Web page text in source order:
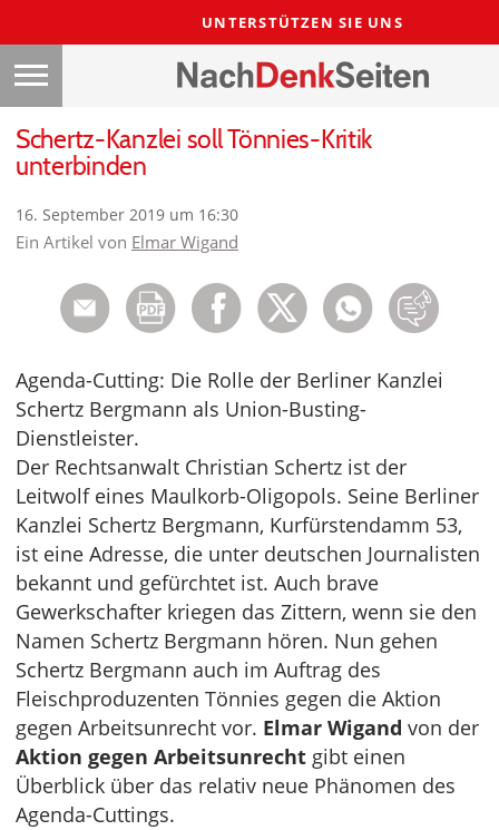
UNTERSTÜTZEN SIE UNS
Schertz-Kanzlei soll Tönnies-Kritik
unterbinden
16. September 2019 um 16:30
Ein Artikel von Elmar Wigand
Agenda-Cutting: Die Rolle der Berliner Kanzlei
Schertz Bergmann als Union-Busting-
Dienstleister.
Der Rechtsanwalt Christian Schertz ist der
Leitwolf eines Maulkorb-Oligopols. Seine Berliner
Kanzlei Schertz Bergmann, Kurfürstendamm 53,
ist eine Adresse, die unter deutschen Journalisten
bekannt und gefürchtet ist. Auch brave
Gewerkschafter kriegen das Zittern, wenn sie den
Namen Schertz Bergmann hören. Nun gehen
Schertz Bergmann auch im Auftrag des
Fleischproduzenten Tönnies gegen die Aktion
gegen Arbeitsunrecht vor. Elmar Wigand von der
Aktion gegen Arbeitsunrecht gibt einen
Überblick über das relativ neue Phänomen des
Agenda-Cuttings.